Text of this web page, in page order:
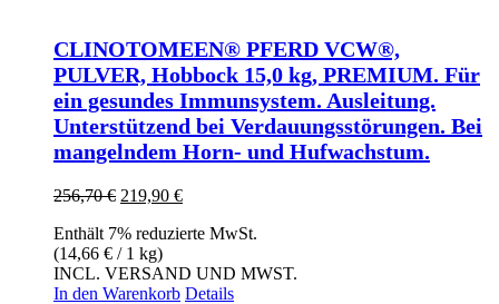
CLINOTOMEEN® PFERD VCW®,
PULVER, Hobbock 15,0 kg, PREMIUM. Für
ein gesundes Immunsystem. Ausleitung.
Unterstützend bei Verdauungsstörungen. Bei
mangelndem Horn- und Hufwachstum.
256,70€ Ursprünglicher
war:
256,70 €
219,90 €Aktueller
ist:
Enthält 7% reduzierte MwSt.
(14,66 € / 1 kg)
INCL. VERSAND UND MWST.
In den Warenkorb Details